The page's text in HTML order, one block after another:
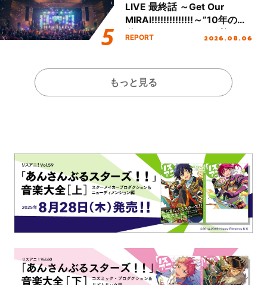
LIVE 最終話 ～Get Our
MIRAI!!!!!!!!!!!!!!～”10年の活
動を経てファイナルを迎える
REPORT 2026.08.06
もっと見る